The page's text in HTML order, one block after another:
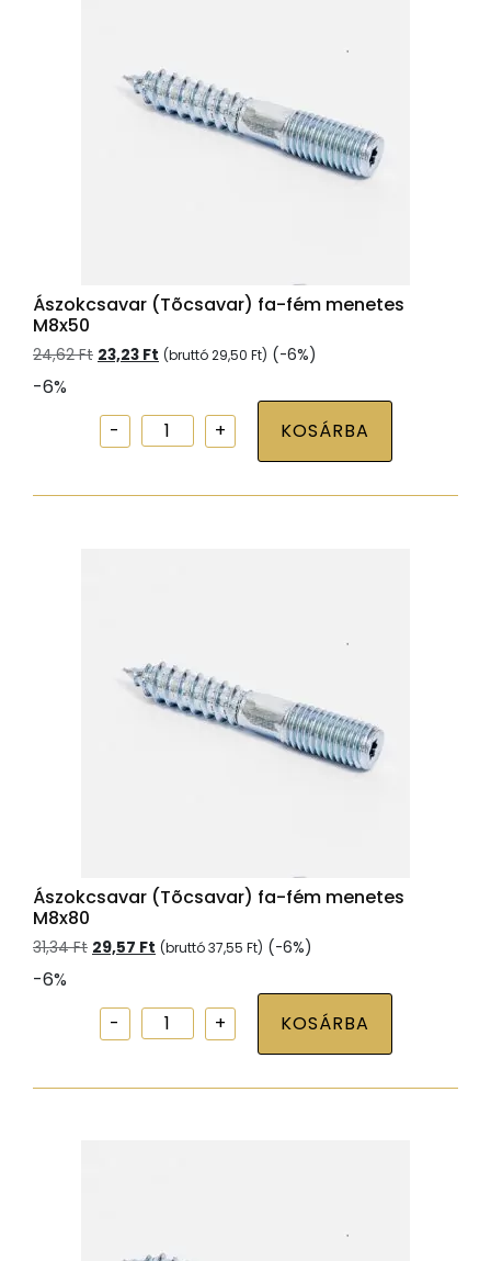
Ászokcsavar (Tõcsavar) fa-fém menetes
M8x50
24,62Ft Original
24,62 Ft.
23,23 Ft Current
23,23 Ft.
(bruttó29,50 Ft) (-6%)
-6%
Ászokcsavar
(Tõcsavar)
KOSÁRBA
Ászokcsavar (Tõcsavar) fa-fém menetes
M8x80
31,34Ft Original
31,34 Ft.
29,57 Ft Current
29,57 Ft.
(bruttó37,55 Ft) (-6%)
-6%
Ászokcsavar
(Tõcsavar)
KOSÁRBA